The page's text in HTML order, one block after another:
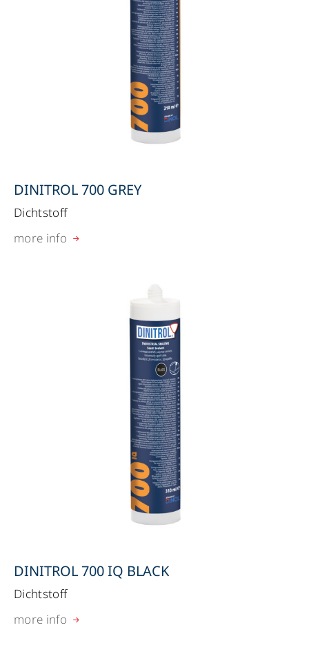
DINITROL 700 GREY
Dichtstoff
more info
DINITROL 700 IQ BLACK
Dichtstoff
more info